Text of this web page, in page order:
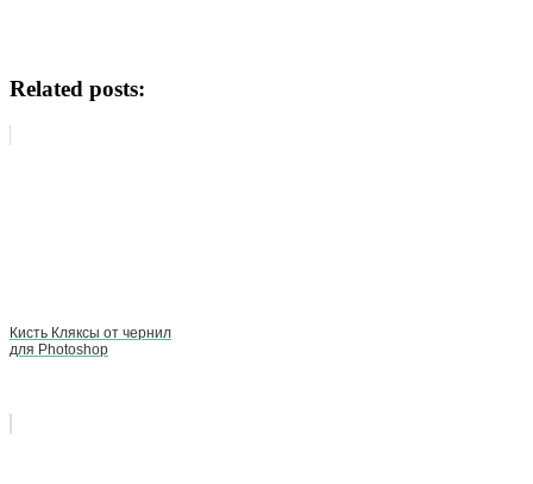
Related posts:
Кисть Кляксы от чернил
для Photoshop